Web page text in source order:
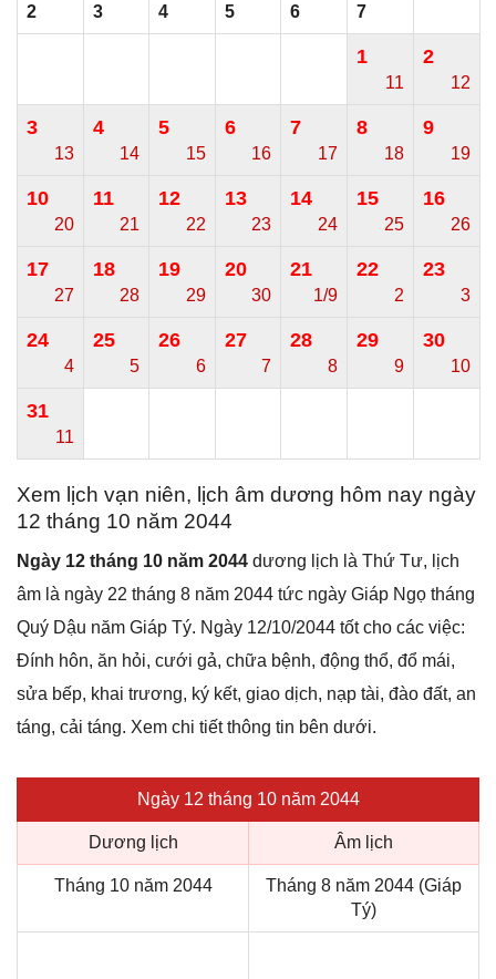
2
3
4
5
6
7
1
11
2
12
3
13
4
14
5
15
6
16
7
17
8
18
9
19
10
20
11
21
12
22
13
23
14
24
15
25
16
26
17
27
18
28
19
29
20
30
21
1/9
22
2
23
3
24
4
25
5
26
6
27
7
28
8
29
9
30
10
31
11
Xem lịch vạn niên, lịch âm dương hôm nay ngày
12 tháng 10 năm 2044
Ngày 12 tháng 10 năm 2044 dương lịch là Thứ Tư, lịch
âm là ngày 22 tháng 8 năm 2044 tức ngày Giáp Ngọ tháng
Quý Dậu năm Giáp Tý. Ngày 12/10/2044 tốt cho các việc:
Đính hôn, ăn hỏi, cưới gả, chữa bệnh, động thổ, đổ mái,
sửa bếp, khai trương, ký kết, giao dịch, nạp tài, đào đất, an
táng, cải táng. Xem chi tiết thông tin bên dưới.
Ngày 12 tháng 10 năm 2044
Dương lịch Âm lịch
Tháng 10 năm 2044
Tháng 8 năm 2044 (Giáp
Tý)